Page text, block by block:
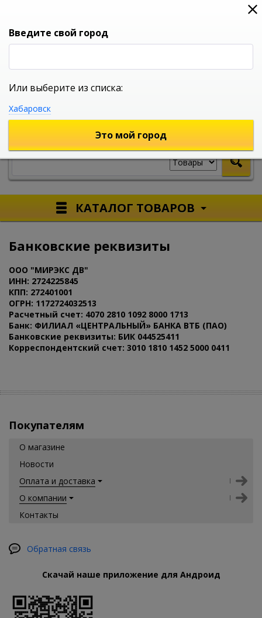
0
УНИВЕРСАЛЬНЫЙ ИНТЕРНЕТ МАГАЗИН
КАТАЛОГ ТОВАРОВ
Банковские реквизиты
ООО "МИРЭКС ДВ"
ИНН: 2724225845
КПП: 272401001
ОГРН: 1172724032513
Расчетный счет: 4070 2810 1092 8000 1713
Банк: ФИЛИАЛ «ЦЕНТРАЛЬНЫЙ» БАНКА ВТБ (ПАО)
Банковские реквизиты: БИК 044525411
Корреспондентский счет: 3010 1810 1452 5000 0411
Покупателям
О магазине
Новости
Оплата и доставка
О компании
Контакты
Обратная связь
Скачай наше приложение для Андроид
Введите свой город
Или выберите из списка:
Хабаровск
Это мой город